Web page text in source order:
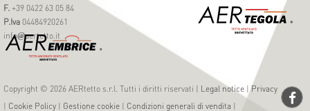
F. +39 0422 63 05 84
P.Iva 04484920261
info@aertetto.it
Copyright © 2026 AERtetto s.r.l. Tutti i diritti riservati | Legal notice |Privacy
| Cookie Policy | Gestione cookie | Condizioni generali di vendita |